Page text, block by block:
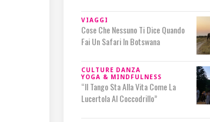
VIAGGI
Cose Che Nessuno Ti Dice Quando
Fai Un Safari In Botswana
CULTURE DANZA
YOGA & MINDFULNESS
“Il Tango Sta Alla Vita Come La
Lucertola Al Coccodrillo”